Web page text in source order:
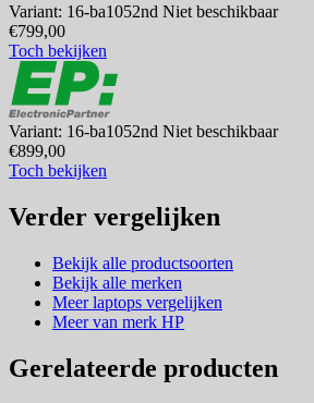
Variant: 16-ba1052nd Niet beschikbaar
€799,00
Toch bekijken
Variant: 16-ba1052nd Niet beschikbaar
€899,00
Toch bekijken
Verder vergelijken
Bekijk alle productsoorten
Bekijk alle merken
Meer laptops vergelijken
Meer van merk HP
Gerelateerde producten